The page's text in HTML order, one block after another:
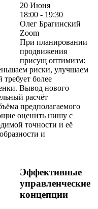
20 Июня
18:00 - 19:30
Олег Брагинский
Zoom
При планировании
продвижения
присущ оптимизм:
риски, улучшаем
более
Вывод нового
расчёт
предполагаемого
оценить нишу с
точности и её
и
Эффективные
управленческие
концепции